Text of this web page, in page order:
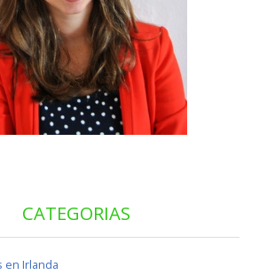
CATEGORIAS
en Irlanda